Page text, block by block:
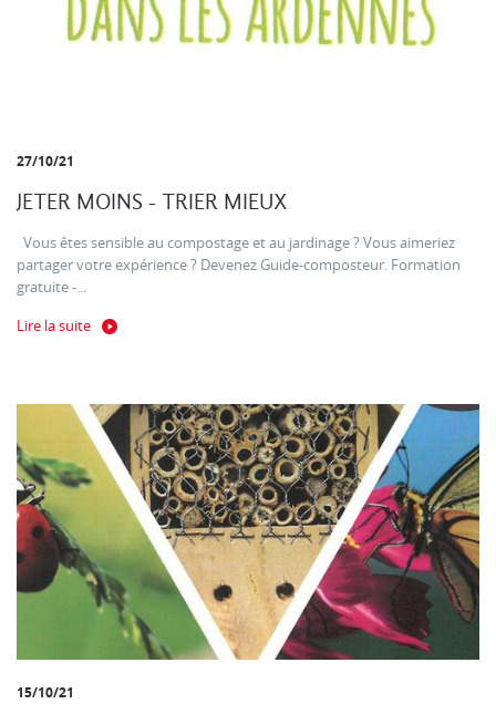
27/10/21
JETER MOINS - TRIER MIEUX
Vous êtes sensible au compostage et au jardinage ? Vous aimeriez
partager votre expérience ? Devenez Guide-composteur. Formation
gratuite -...
Lire la suite
15/10/21